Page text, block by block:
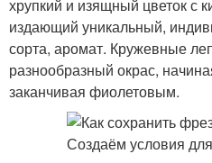
хрупкий и изящный цветок с
издающий уникальный,
сорта, аромат. Кружевные
разнообразный окрас,
заканчивая фиолетовым.